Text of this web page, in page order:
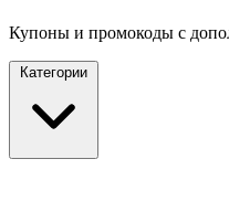
Купоны и промокоды с
Категории